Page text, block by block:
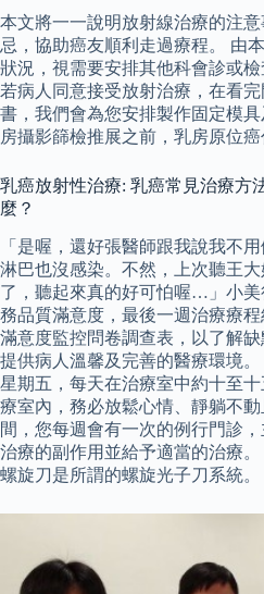
本文將一一說明放射線治療的注
忌，協助癌友順利走過療程。 由
狀況，視需要安排其他科會診或檢
若病人同意接受放射治療，在看
書，我們會為您安排製作固定模
房攝影篩檢推展之前，乳房原位癌
乳癌放射性治療: 乳癌常見治療方
麼？
「是喔，還好張醫師跟我說我不
淋巴也沒感染。不然，上次聽王大
了，聽起來真的好可怕喔…」小
務品質滿意度，最後一週治療療
滿意度監控問卷調查表，以了解
提供病人溫馨及完善的醫療環境
星期五，每天在治療室中約十至
療室內，務必放鬆心情、靜躺不
間，您每週會有一次的例行門診
治療的副作用並給予適當的治療。
螺旋刀是所謂的螺旋光子刀系統。